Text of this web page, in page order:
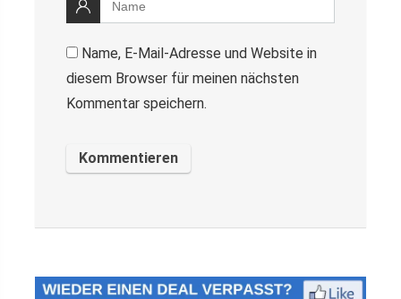
Name, E-Mail-Adresse und Website in
diesem Browser für meinen nächsten
Kommentar speichern.